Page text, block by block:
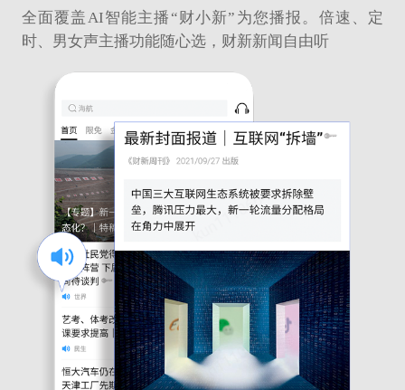
全面覆盖AI智能主播“财小新”为您播报。倍速、定
时、男女声主播功能随心选，财新新闻自由听